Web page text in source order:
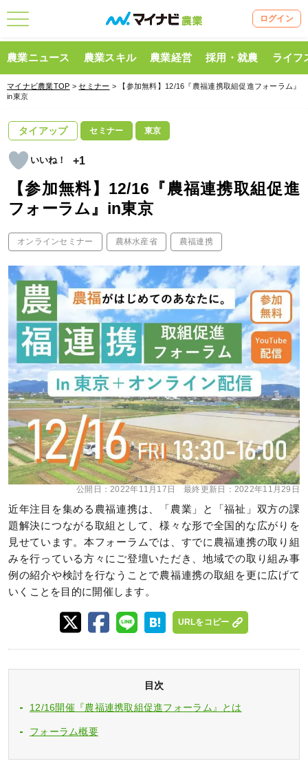
ログイン
農業ニュース 農業スキル 農業経営 採用・就農 ライフ
マイナビ農業TOP >セミナー > 【参加無料】12/16『農福連携取組促進フォーラム』
in東京
タイアップ セミナー 東京
+1
【参加無料】12/16『農福連携取組促進
フォーラム』in東京
オンラインセミナー 農林水産省 農福連携
公開日：2022年11月17日 最終更新日： 2022年11月29日
近年注目を集める農福連携は、「農業」と「福祉」双方の課
題解決につながる取組として、様々な形で全国的な広がりを
見せています。本フォーラムでは、すでに農福連携の取り組
みを行っている方々にご登壇いただき、地域での取り組み事
例の紹介や検討を行なうことで農福連携の取組を更に広げて
いくことを目的に開催します。
URLをコピー
目次
12/16開催『農福連携取組促進フォーラム』とは
フォーラム概要